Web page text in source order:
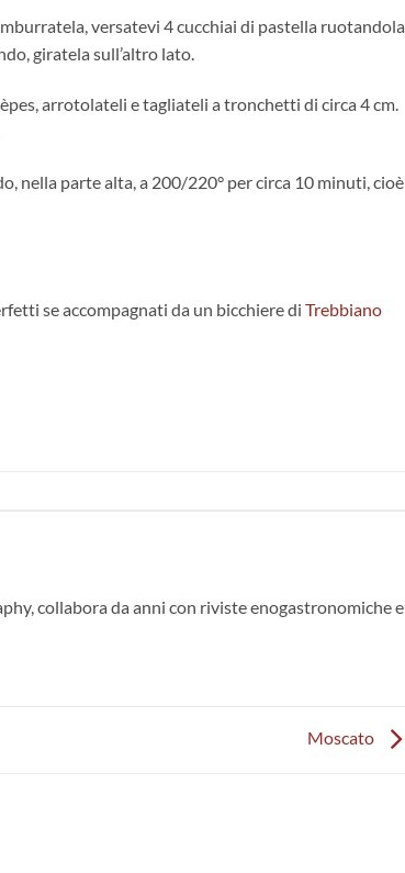
versatevi 4 cucchiai di pastella ruotandola
giratela sull’altro lato.
arrotolateli e tagliateli a tronchetti di circa 4 cm.
nella parte alta, a 200/220° per circa 10 minuti, cioè
se accompagnati da un bicchiere di Trebbiano
collabora da anni con riviste enogastronomiche e
Moscato